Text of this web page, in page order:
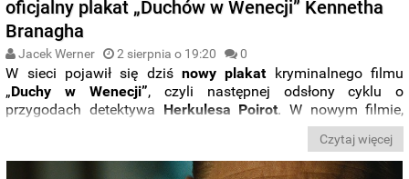
oficjalny plakat „Duchów w Wenecji” Kennetha
Branagha
Jacek Werner 2 sierpnia o 19:20 0
W sieci pojawił się dziśnowy plakatkryminalnego filmu
„Duchy w Wenecji”, czyli następnej odsłony cyklu o
przygodach detektywa Herkulesa Poirot. W nowym filmie,
tym razem zbliżonego konwencją do kina grozy, w kultowego
Kenneth Branagh.
Czytaj więcej